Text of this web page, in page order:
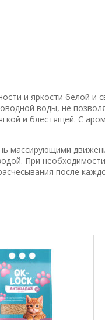
и яркости белой и
воды, не
и блестящей. С
массирующими
При
после